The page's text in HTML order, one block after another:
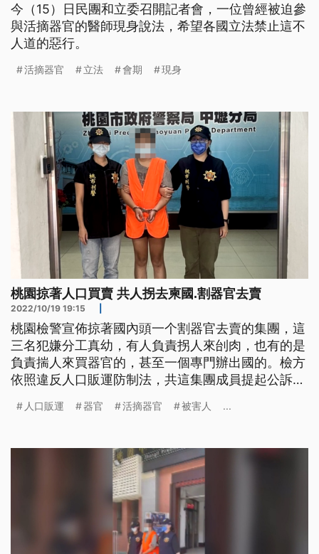
今（15）日民團和立委召開記者會，一位曾經被迫參
與活摘器官的醫師現身說法，希望各國立法禁止這不
人道的惡行。
活摘器官 立法 會期 現身
桃園掠著人口買賣 共人拐去柬國.割器官去賣
2022/10/19 19:15
桃園檢警宣佈掠著國內頭一个割器官去賣的集團，這
三名犯嫌分工真幼，有人負責拐人來刣肉，也有的是
負責揣人來買器官的，甚至一個專門辦出國的。檢方
依照違反人口販運防制法，共這集團成員提起公訴，
人口販運 器官 活摘器官 被害人 ...